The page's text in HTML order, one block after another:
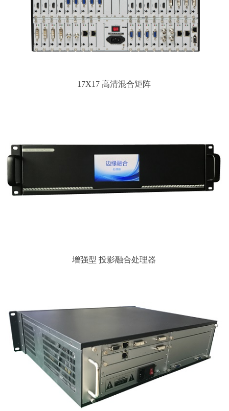
17X17 高清混合矩阵
增强型 投影融合处理器